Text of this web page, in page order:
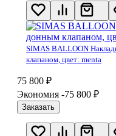
SIMAS BALLOON
клапаном, цвет: menta
75 800 ₽
Экономия -75 800 ₽
Заказать